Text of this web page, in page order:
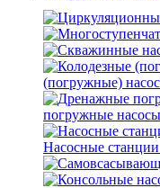
(погружные)
погружные насосы
Насосные